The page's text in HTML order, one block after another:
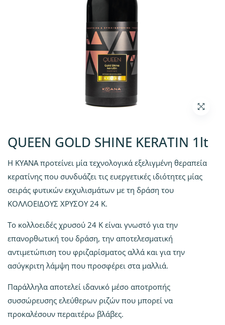
QUEEN GOLD SHINE KERATIN 1lt
Η ΚΥΑΝΑ προτείνει μία τεχνολογικά εξελιγμένη θεραπεία
κερατίνης που συνδυάζει τις ευεργετικές ιδιότητες μίας
σειράς φυτικών εκχυλισμάτων με τη δράση του
ΚΟΛΛΟΕΙΔΟΥΣ ΧΡΥΣΟΥ 24 Κ.
Το κολλοειδές χρυσού 24 Κ είναι γνωστό για την
επανορθωτική του δράση, την αποτελεσματική
αντιμετώπιση του φριζαρίσματος αλλά και για την
ασύγκριτη λάμψη που προσφέρει στα μαλλιά.
Παράλληλα αποτελεί ιδανικό μέσο αποτροπής
συσσώρευσης ελεύθερων ριζών που μπορεί να
προκαλέσουν περαιτέρω βλάβες.